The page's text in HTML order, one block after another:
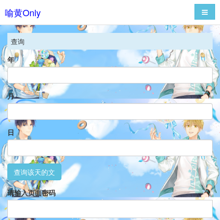
喻黄Only 导航
查询
年
月
日
查询该天的文
请输入页面密码